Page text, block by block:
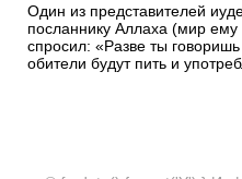
Один из представителей
посланнику Аллаха (мир
спросил: «Разве ты
обители будут пить и